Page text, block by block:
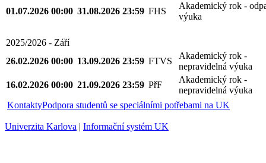
01.07.2026 00:00 31.08.2026 23:59 FHS
Akademický rok -
výuka
2025/2026 - Září
26.02.2026 00:00 13.09.2026 23:59 FTVS
Akademický rok -
nepravidelná výuka
16.02.2026 00:00 21.09.2026 23:59 PřF
Akademický rok -
nepravidelná výuka
KontaktyPodpora studentů se speciálními potřebami na UK
Univerzita Karlova | Informační systém UK